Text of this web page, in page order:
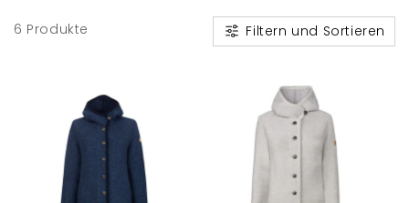
Filtern und Sortieren
6 Produkte